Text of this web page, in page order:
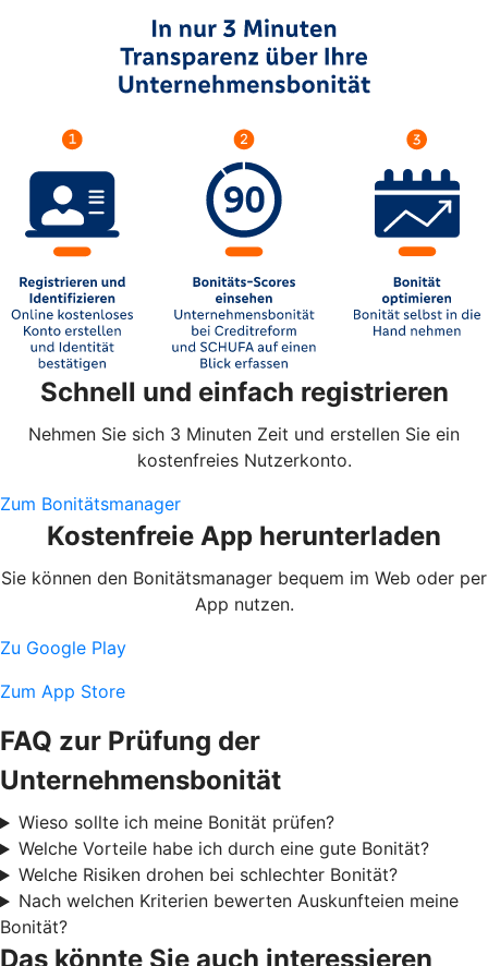
Schnell und einfach registrieren
Nehmen Sie sich 3 Minuten Zeit und erstellen Sie ein
kostenfreies Nutzerkonto.
Zum Bonitätsmanager
Kostenfreie App herunterladen
Sie können den Bonitätsmanager bequem im Web oder per
App nutzen.
Zu Google Play
Zum App Store
FAQ zur Prüfung der
Unternehmensbonität
Wieso sollte ich meine Bonität prüfen?
Welche Vorteile habe ich durch eine gute Bonität?
Welche Risiken drohen bei schlechter Bonität?
Nach welchen Kriterien bewerten Auskunfteien meine
Bonität?
Das könnte Sie auch interessieren